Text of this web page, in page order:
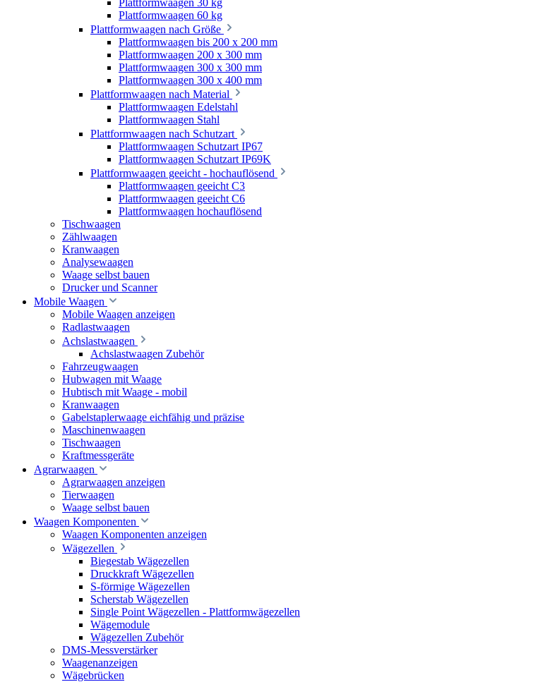
Plattformwaagen 60 kg
Plattformwaagen nach Größe
Plattformwaagen bis 200 x 200 mm
Plattformwaagen 200 x 300 mm
Plattformwaagen 300 x 300 mm
Plattformwaagen 300 x 400 mm
Plattformwaagen nach Material
Plattformwaagen Edelstahl
Plattformwaagen Stahl
Plattformwaagen nach Schutzart
Plattformwaagen Schutzart IP67
Plattformwaagen Schutzart IP69K
Plattformwaagen geeicht - hochauflösend
Plattformwaagen geeicht C3
Plattformwaagen geeicht C6
Plattformwaagen hochauflösend
Tischwaagen
Zählwaagen
Kranwaagen
Analysewaagen
Waage selbst bauen
Drucker und Scanner
Mobile Waagen
Mobile Waagen anzeigen
Radlastwaagen
Achslastwaagen
Achslastwaagen Zubehör
Fahrzeugwaagen
Hubwagen mit Waage
Hubtisch mit Waage - mobil
Kranwaagen
Gabelstaplerwaage eichfähig und präzise
Maschinenwaagen
Tischwaagen
Kraftmessgeräte
Agrarwaagen
Agrarwaagen anzeigen
Tierwaagen
Waage selbst bauen
Waagen Komponenten
Waagen Komponenten anzeigen
Wägezellen
Biegestab Wägezellen
Druckkraft Wägezellen
S-förmige Wägezellen
Scherstab Wägezellen
Single Point Wägezellen - Plattformwägezellen
Wägemodule
Wägezellen Zubehör
DMS-Messverstärker
Waagenanzeigen
Wägebrücken